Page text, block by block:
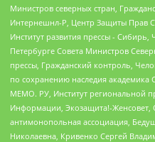
Министров северных стран,
Интернешнл-Р, Центр Защиты Прав
Институт развития прессы - Сибирь,
Петербурге Совета Министров
прессы, Гражданский контроль,
по сохранению наследия академика
МЕМО. РУ, Институт региональной
Информации, Экозащита!-Женсовет,
антимонопольная ассоциация,
Николаевна, Кривенко Сергей